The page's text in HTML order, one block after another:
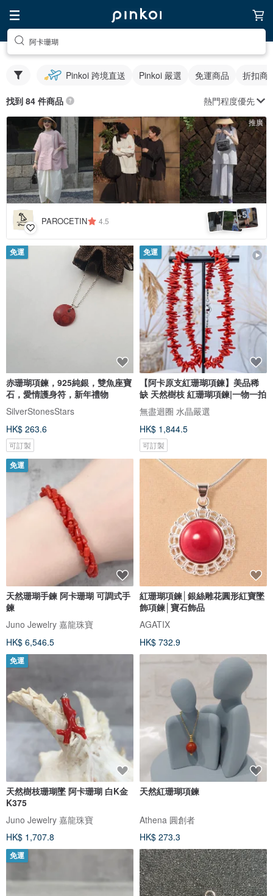
阿卡珊瑚
Pinkoi 跨境直送 Pinkoi 嚴選 免運商品 折扣商
找到 84 件商品 熱門程度優先
推廣
PAROCETIN 4.5 +5
免運
赤珊瑚項鍊，925純銀，雙魚座寶
石，愛情護身符，新年禮物
SilverStonesStars
HK$ 263.6
可訂製
免運
【阿卡原支紅珊瑚項鍊】美品稀
缺 天然樹枝 紅珊瑚項鍊|一物一拍
無盡迴圈 水晶嚴選
HK$ 1,844.5
可訂製
免運
天然珊瑚手鍊 阿卡珊瑚 可調式手
鍊
Juno Jewelry 嘉龍珠寶
HK$ 6,546.5
紅珊瑚項鍊│銀絲雕花圓形紅寶墜
飾項鍊│寶石飾品
AGATIX
HK$ 732.9
免運
天然樹枝珊瑚墜 阿卡珊瑚 白K金
K375
Juno Jewelry 嘉龍珠寶
HK$ 1,707.8
天然紅珊瑚項鍊
Athena 圓創者
HK$ 273.3
免運